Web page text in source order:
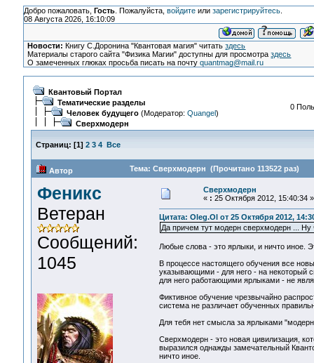
Добро пожаловать, Гость. Пожалуйста, войдитеили зарегистрируйтесь.
08 Августа 2026, 16:10:09
Новости: Книгу С.Доронина "Квантовая магия" читатьздесь
Материалы старого сайта "Физика Магии" доступны для просмотраздесь
О замеченных глюках просьба писать на почтуquantmag@mail.ru
Квантовый Портал
Тематические разделы
Человек будущего(Модератор: Quangel)
Сверхмодерн
0
Страниц: [1] 2 3 4 Все
Автор Тема: Сверхмодерн (Прочитано 113522 раз)
Феникс
Ветеран
Сообщений:
1045
Сверхмодерн
« : 25 Октября 2012, 15:40:34 »
Цитата: Oleg.Ol от 25 Октября 2012,
Да причем тут модерн сверхмодерн ...
Любые слова - это ярлыки, и ничто иное.
В процессе настоящего обучения все
указывающими - для него - на некоторый
для него работающими ярлыками - не
Фиктивное обучение чрезвычайно
система не различает обученных
Для тебя нет смысла за ярлыками
Сверхмодерн - это новая цивилизация,
выразился однажды замечательный
ничто иное.